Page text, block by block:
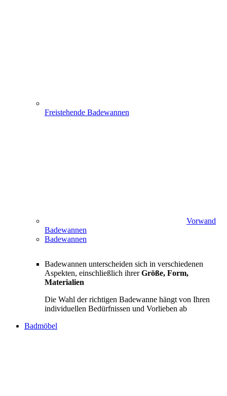
Freistehende Badewannen
Vorwand
Badewannen
Badewannen
Badewannen unterscheiden sich in verschiedenen
Aspekten, einschließlich ihrerGröße, Form,
Materialien
Die Wahl der richtigen Badewanne hängt von Ihren
individuellen Bedürfnissen und Vorlieben ab
Badmöbel